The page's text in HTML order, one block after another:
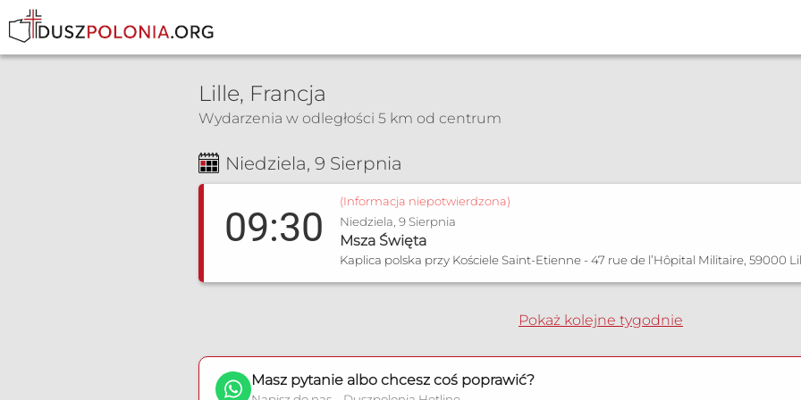
Lille, Francja
Wydarzenia w odległości 5 km od centrum
Niedziela, 9 Sierpnia
09:30
(Informacja niepotwierdzona)
Niedziela, 9 Sierpnia
Msza Święta
Kaplica polska przy Kościele Saint-Etienne - 47 rue de l’Hôpital Militaire, 59000
Pokaż kolejne tygodnie
Masz pytanie albo chcesz coś poprawić?